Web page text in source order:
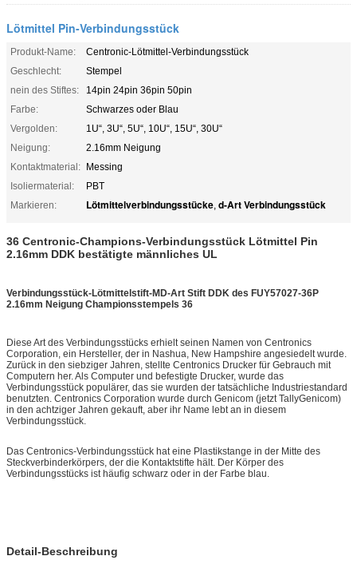
Lötmittel Pin-Verbindungsstück
Produkt-Name:
Centronic-Lötmittel-Verbindungsstück
Geschlecht:
Stempel
nein des Stiftes:
14pin 24pin 36pin 50pin
Farbe:
Schwarzes oder Blau
Vergolden:
1U“, 3U“, 5U“, 10U“, 15U“, 30U“
Neigung:
2.16mm Neigung
Kontaktmaterial: Messing
Isoliermaterial:
PBT
Markieren:
Lötmittelverbindungsstücke, d-Art Verbindungsstück
36 Centronic-Champions-Verbindungsstück Lötmittel Pin
2.16mm DDK bestätigte männliches UL
Verbindungsstück-Lötmittelstift-MD-Art Stift DDK des FUY57027-36P
2.16mm Neigung Championsstempels 36
Diese Art des Verbindungsstücks erhielt seinen Namen von Centronics
Corporation, ein Hersteller, der in Nashua, New Hampshire angesiedelt wurde.
Zurück in den siebziger Jahren, stellte Centronics Drucker für Gebrauch mit
Computern her. Als Computer und befestigte Drucker, wurde das
Verbindungsstück populärer, das sie wurden der tatsächliche Industriestandard
benutzten. Centronics Corporation wurde durch Genicom (jetzt TallyGenicom)
in den achtziger Jahren gekauft, aber ihr Name lebt an in diesem
Verbindungsstück.
Das Centronics-Verbindungsstück hat eine Plastikstange in der Mitte des
Steckverbinderkörpers, der die Kontaktstifte hält. Der Körper des
Verbindungsstücks ist häufig schwarz oder in der Farbe blau.
Detail-Beschreibung